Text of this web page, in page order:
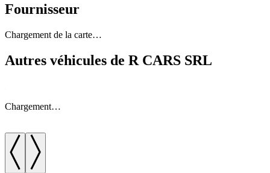
Fournisseur
Chargement de la carte…
Autres véhicules de R CARS SRL
Chargement…